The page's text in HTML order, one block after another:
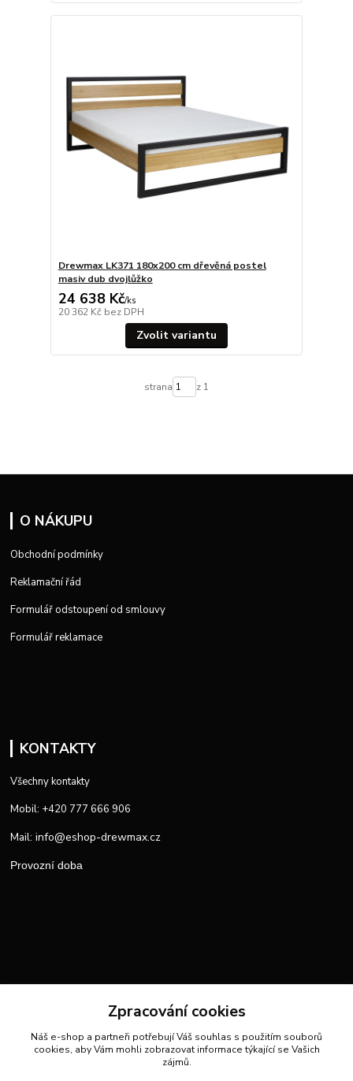
Drewmax LK371 180x200 cm dřevěná postel
masiv dub dvojlůžko
24 638 Kč/ks
20 362 Kč bez DPH
Zvolit variantu
strana z 1
O NÁKUPU
Obchodní podmínky
Reklamační řád
Formulář odstoupení od smlouvy
Formulář reklamace
KONTAKTY
Všechny kontakty
Mobil: +420 777 666 906
Mail: info@eshop-drewmax.cz
Provozní doba
Zpracování cookies
Náš e-shop a partneři potřebují Váš souhlas s použitím souborů
cookies, aby Vám mohli zobrazovat informace týkající se Vašich
zájmů.